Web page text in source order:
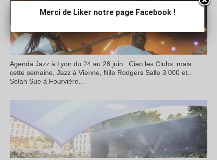
Agenda Jazz à Lyon du 24 au 28 juin : Ciao les Clubs, mais
cette semaine, Jazz à Vienne, Nile Rodgers Salle 3 000 et…
Selah Sue à Fourvière…
Merci de Liker notre page Facebook !